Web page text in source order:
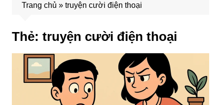
Trang chủ » truyện cười điện thoại
Thẻ: truyện cười điện thoại